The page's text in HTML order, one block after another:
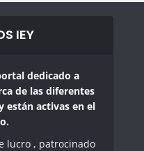
IEY
dedicado a
de las diferentes
están activas en el
lucro , patrocinado